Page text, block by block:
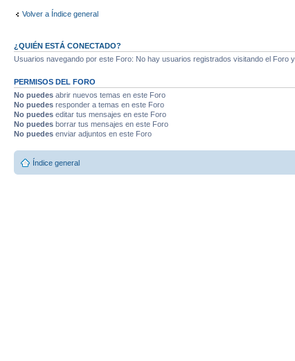
Volver a Índice general
¿QUIÉN ESTÁ CONECTADO?
Usuarios navegando por este Foro: No hay usuarios registrados visitando el Foro
PERMISOS DEL FORO
No puedes abrir nuevos temas en este Foro
No puedes responder a temas en este Foro
No puedes editar tus mensajes en este Foro
No puedes borrar tus mensajes en este Foro
No puedes enviar adjuntos en este Foro
Índice general